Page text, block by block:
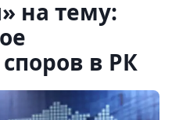
на тему:
в РК